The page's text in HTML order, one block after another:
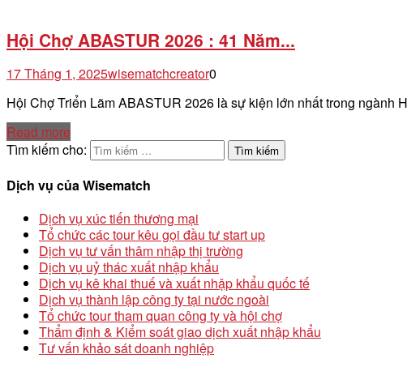
Hội Chợ ABASTUR 2026 : 41 Năm...
17 Tháng 1, 2025wisematchcreator0
Hội Chợ Triển Lãm ABASTUR 2026 là sự kiện lớn nhất trong ngành
Read more
Tìm kiếm cho:
Dịch vụ của Wisematch
Dịch vụ xúc tiến thương mại
Tổ chức các tour kêu gọi đầu tư start up
Dịch vụ tư vấn thâm nhập thị trường
Dịch vụ uỷ thác xuất nhập khẩu
Dịch vụ kê khai thuế và xuất nhập khẩu quốc tế
Dịch vụ thành lập công ty tại nước ngoài
Tổ chức tour tham quan công ty và hội chợ
Thẩm định & Kiểm soát giao dịch xuất nhập khẩu
Tư vấn khảo sát doanh nghiệp